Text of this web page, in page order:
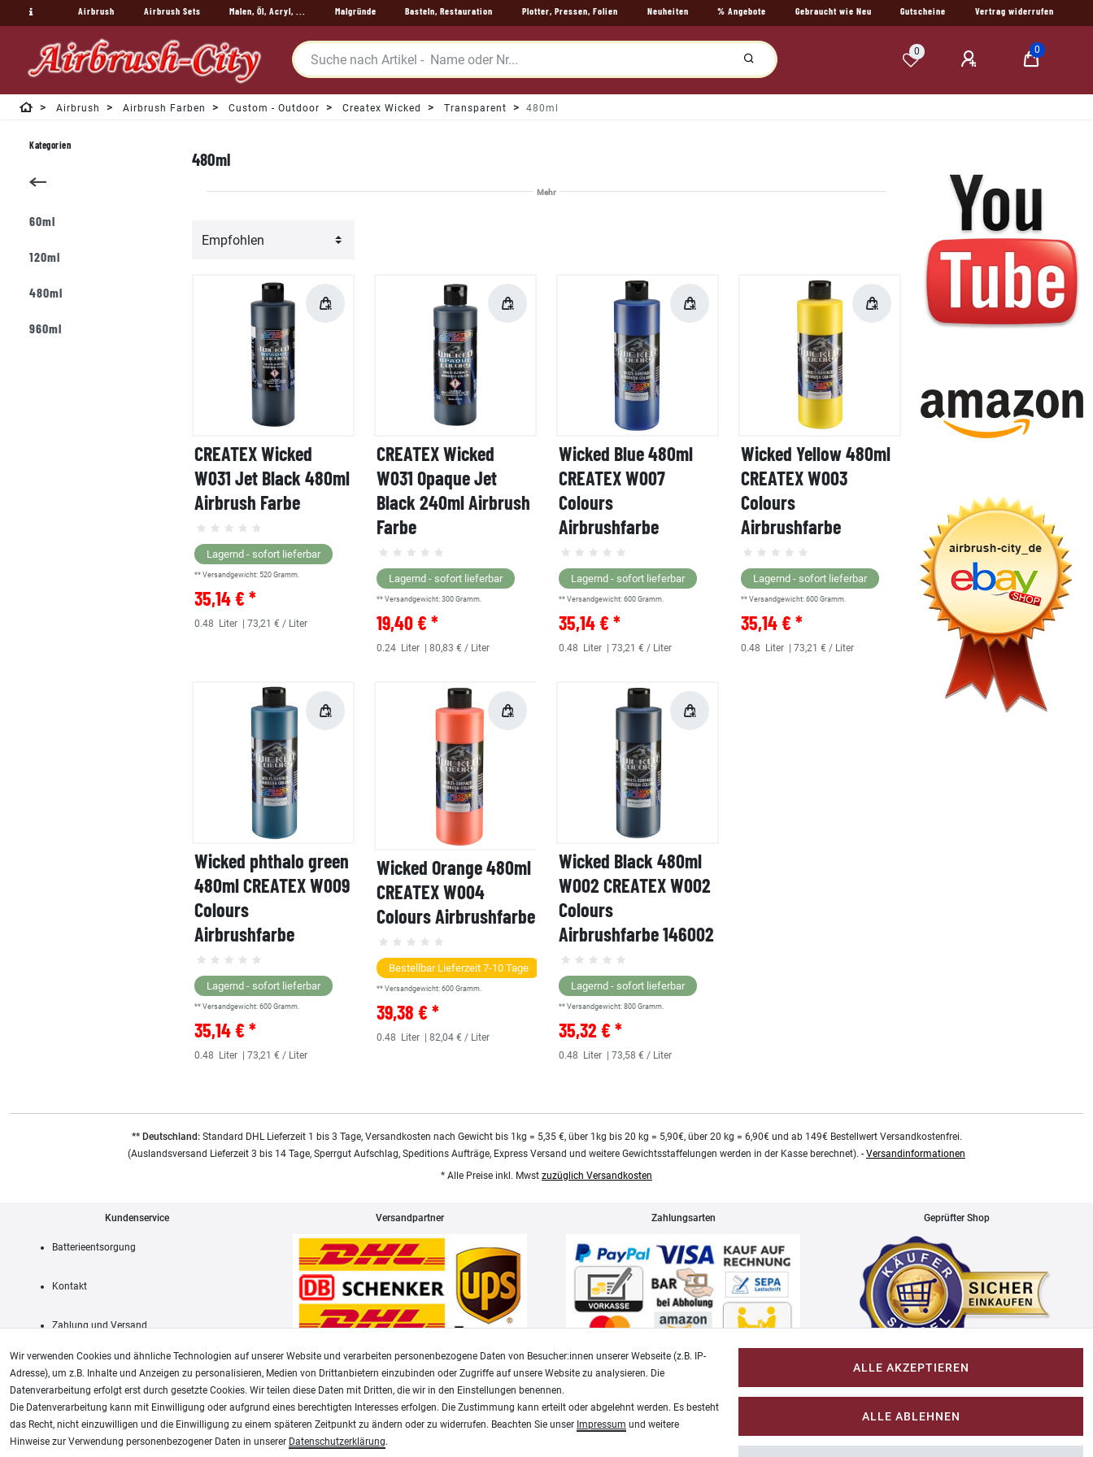
Airbrush Airbrush Sets Malen, Öl, Acryl, ... Malgründe Basteln, Restauration Plotter, Pressen, Folien Neuheiten % Angebote Gebraucht wie Neu Gutscheine Vertrag widerrufen
0 0
Airbrush Airbrush Farben Custom - Outdoor Createx Wicked Transparent 480ml
480ml
CREATEX Wicked
W031 Jet Black 480ml
Airbrush Farbe
Lagernd - sofort lieferbar
** Versandgewicht: 520 Gramm.
35,14 € *
0.48 Liter | 73,21 € / Liter
CREATEX Wicked
W031 Opaque Jet
Black 240ml Airbrush
Farbe
Lagernd - sofort lieferbar
** Versandgewicht: 300 Gramm.
19,40 € *
0.24 Liter | 80,83 € / Liter
Wicked Blue 480ml
CREATEX W007
Colours
Airbrushfarbe
Lagernd - sofort lieferbar
** Versandgewicht: 600 Gramm.
35,14 € *
0.48 Liter | 73,21 € / Liter
Wicked Yellow 480ml
CREATEX W003
Colours
Airbrushfarbe
Lagernd - sofort lieferbar
** Versandgewicht: 600 Gramm.
35,14 € *
0.48 Liter | 73,21 € / Liter
Wicked phthalo green
480ml CREATEX W009
Colours
Airbrushfarbe
Lagernd - sofort lieferbar
** Versandgewicht: 600 Gramm.
35,14 € *
0.48 Liter | 73,21 € / Liter
Wicked Orange 480ml
CREATEX W004
Colours Airbrushfarbe
Bestellbar Lieferzeit 7-10 Tage
** Versandgewicht: 600 Gramm.
39,38 € *
0.48 Liter | 82,04 € / Liter
Wicked Black 480ml
W002 CREATEX W002
Colours
Airbrushfarbe 146002
Lagernd - sofort lieferbar
** Versandgewicht: 800 Gramm.
35,32 € *
0.48 Liter | 73,58 € / Liter
Kategorien
60ml
120ml
480ml
960ml
** Deutschland:Standard DHL Lieferzeit 1 bis 3 Tage, Versandkosten nach Gewicht bis 1kg = 5,35 €, über 1kg bis 20 kg = 5,90€, über 20 kg = 6,90€ und ab 149€ Bestellwert Versandkostenfrei.
(Auslandsversand Lieferzeit 3 bis 14 Tage, Sperrgut Aufschlag, Speditions Aufträge, Express Versand und weitere Gewichtsstaffelungen werden in der Kasse berechnet). - Versandinformationen
* Alle Preise inkl. Mwst zuzüglich Versandkosten
Kundenservice
Batterieentsorgung
Kontakt
Zahlung und Versand
Versandpartner Zahlungsarten Geprüfter Shop
AGB Widerrufsrecht
Unsere weiteren Shops:
Wir verwenden Cookies und ähnliche Technologien auf unserer Website und verarbeiten personenbezogene Daten von Besucher:innen unserer Webseite (z.B. IP-
Adresse), um z.B. Inhalte und Anzeigen zu personalisieren, Medien von Drittanbietern einzubinden oder Zugriffe auf unsere Website zu analysieren. Die
Datenverarbeitung erfolgt erst durch gesetzte Cookies. Wir teilen diese Daten mit Dritten, die wir in den Einstellungen benennen.
Die Datenverarbeitung kann mit Einwilligung oder aufgrund eines berechtigten Interesses erfolgen. Die Zustimmung kann erteilt oder abgelehnt werden. Es besteht
das Recht, nicht einzuwilligen und die Einwilligung zu einem späteren Zeitpunkt zu ändern oder zu widerrufen. Beachten Sie unser Impressum und weitere
Hinweise zur Verwendung personenbezogener Daten in unserer Daten­schutz­erklärung.
ALLE AKZEPTIEREN
ALLE ABLEHNEN